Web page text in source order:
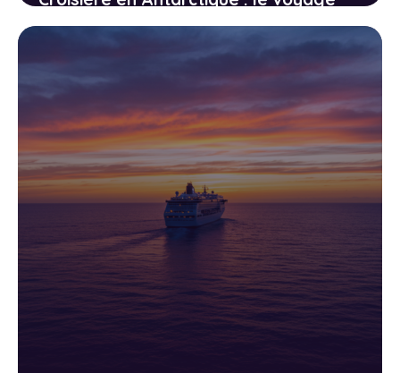
d’une vie à la portée de (presque)
26 avril 2026